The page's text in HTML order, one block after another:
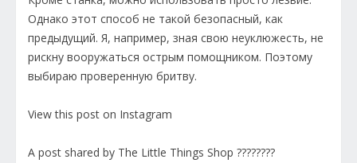
Однако этот способ не такой безопасный, как
предыдущий. Я, например, зная свою неуклюжесть, не
рискну вооружаться острым помощником. Поэтому
выбираю проверенную бритву.
View this post on Instagram
A post shared by The Little Things Shop ????????